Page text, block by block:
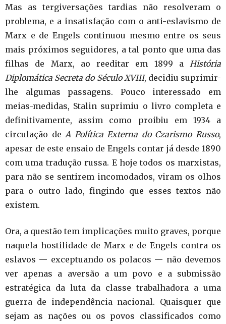
Mas as tergiversações tardias não resolveram o
problema, e a insatisfação com o anti-eslavismo de
Marx e de Engels continuou mesmo entre os seus
mais próximos seguidores, a tal ponto que uma das
filhas de Marx, ao reeditar em 1899 a História
Diplomática Secreta do Século XVIII, decidiu suprimir-
lhe algumas passagens. Pouco interessado em
meias-medidas, Stalin suprimiu o livro completa e
definitivamente, assim como proibiu em 1934 a
circulação de A Política Externa do Czarismo Russo,
apesar de este ensaio de Engels contar já desde 1890
com uma tradução russa. E hoje todos os marxistas,
para não se sentirem incomodados, viram os olhos
para o outro lado, fingindo que esses textos não
existem.
Ora, a questão tem implicações muito graves, porque
naquela hostilidade de Marx e de Engels contra os
eslavos — exceptuando os polacos — não devemos
ver apenas a aversão a um povo e a submissão
estratégica da luta da classe trabalhadora a uma
guerra de independência nacional. Quaisquer que
sejam as nações ou os povos classificados como